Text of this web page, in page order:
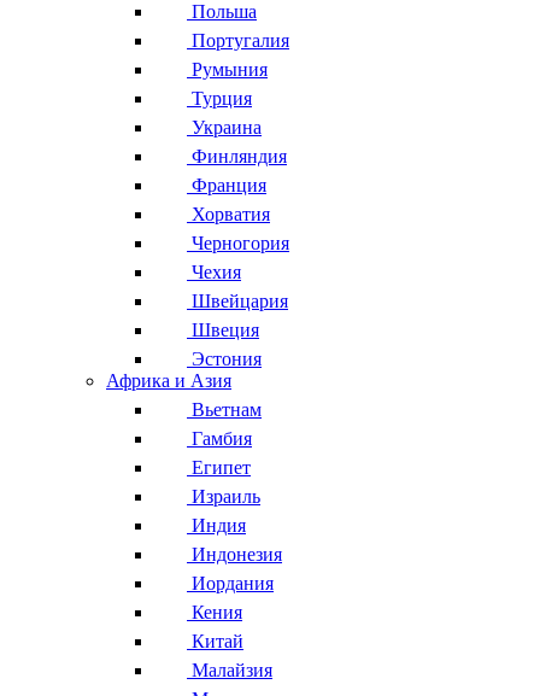
Польша
Португалия
Румыния
Турция
Украина
Финляндия
Франция
Хорватия
Черногория
Чехия
Швейцария
Швеция
Эстония
Африка и Азия
Вьетнам
Гамбия
Египет
Израиль
Индия
Индонезия
Иордания
Кения
Китай
Малайзия